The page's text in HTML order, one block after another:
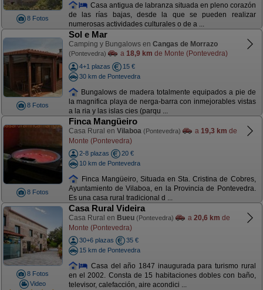
8 Fotos
Casa antigua de labranza situada en pleno corazón
de las rías bajas, desde la que se pueden realizar
numerosas actividades culturales o de a ...
8 Fotos
Sol e Mar
Camping y Bungalows en Cangas de Morrazo
(Pontevedra) a 18,9 km de Monte (Pontevedra)
4+1 plazas
15 €
30 km de Pontevedra
Bungalows de madera totalmente equipados a pie de
la magnifica playa de nerga-barra con inmejorables vistas
a la ria y las islas cies (parqu ...
8 Fotos
Finca Mangüeiro
Casa Rural en Vilaboa (Pontevedra) a 19,3 km de
Monte (Pontevedra)
2-8 plazas
20 €
10 km de Pontevedra
Finca Mangüeiro, Situada en Sta. Cristina de Cobres,
Ayuntamiento de Vilaboa, en la Provincia de Pontevedra.
Es una casa rural tradicional d ...
8 Fotos
Video
Casa Rural Videira
Casa Rural en Bueu (Pontevedra) a 20,6 km de
Monte (Pontevedra)
30+6 plazas
35 €
15 km de Pontevedra
Casa del año 1847 inaugurada para turismo rural
en el 2002. Consta de 15 habitaciones dobles con baño,
televisor, calefacción, aire acondici ...